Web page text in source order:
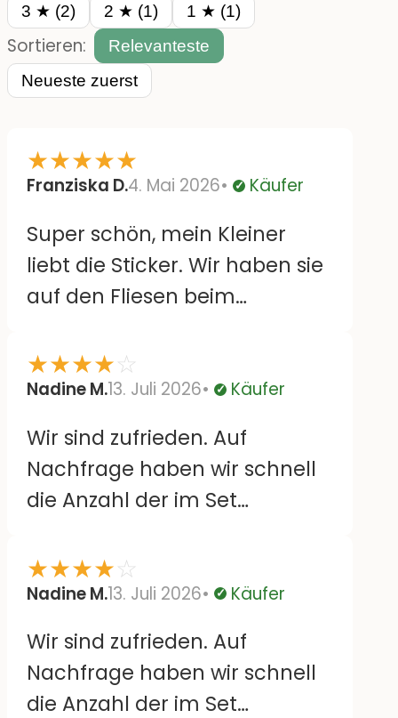
3 ★ (2)
2 ★ (1) 1 ★ (1)
Sortieren:
Relevanteste
Neueste zuerst
★★★★★
Franziska D.4. Mai 2026 Verifiziert
Käufer
Super schön, mein Kleiner
liebt die Sticker. Wir haben sie
auf den Fliesen beim
leicht wieder runterziehen
und versetzen ohne
große Motive doppelt, da wäre
es schön, wenn sie gespiegelt
wären. Aber sonst super :)
★★★★☆
Nadine M.13. Juli 2026 Verifiziert
Käufer
Wir sind zufrieden. Auf
Nachfrage haben wir schnell
die Anzahl der im Set
Bisher haften sie wie
angegeben und sehen aus
„Haltbarkeit“ bzw. Entfernen
der Sticker können wir noch
★★★★☆
Nadine M.13. Juli 2026 Verifiziert
Käufer
Wir sind zufrieden. Auf
Nachfrage haben wir schnell
die Anzahl der im Set